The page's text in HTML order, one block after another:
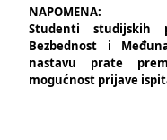
NAPOMENA:
Studenti studijskih
Bezbednost i
nastavu prate
mogućnost prijave